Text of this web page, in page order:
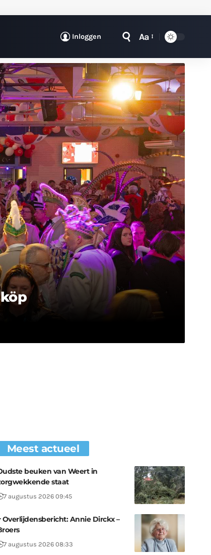
Inloggen Aa
Meest actueel
beuken van Weert in
staat
7 augustus 2026 09:45
Overlijdensbericht: Annie Dirckx –
7 augustus 2026 08:33